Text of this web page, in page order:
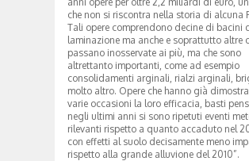
che non si riscontra nella storia di alcuna
Tali opere comprendono decine di bacini
laminazione ma anche e soprattutto altre
passano inosservate ai più, ma che sono
altrettanto importanti, come ad esempio
consolidamenti arginali, rialzi arginali,
molto altro. Opere che hanno già
varie occasioni la loro efficacia, basti
negli ultimi anni si sono ripetuti eventi
rilevanti rispetto a quanto accaduto nel
con effetti al suolo decisamente meno
rispetto alla grande alluvione del 2010”.